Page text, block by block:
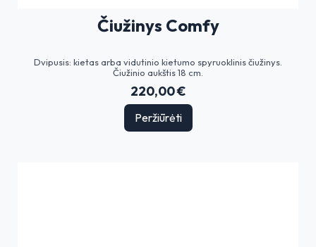
Čiužinys Comfy
Dvipusis: kietas arba vidutinio kietumo spyruoklinis čiužinys.
Čiužinio aukštis 18 cm.
220,00 €
Peržiūrėti